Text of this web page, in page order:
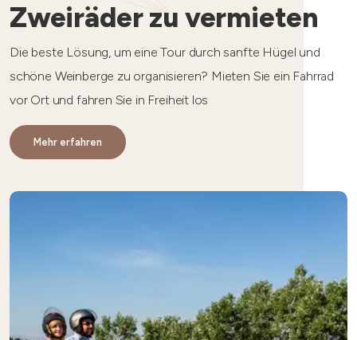
Zweiräder zu vermieten
Die beste Lösung, um eine Tour durch sanfte Hügel und
schöne Weinberge zu organisieren? Mieten Sie ein Fahrrad
vor Ort und fahren Sie in Freiheit los
Mehr erfahren